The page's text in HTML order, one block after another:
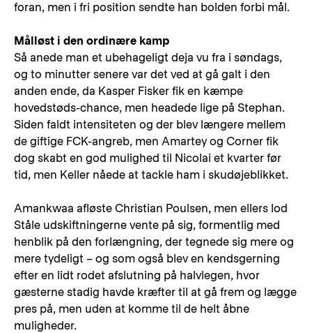
foran, men i fri position sendte han bolden forbi mål.
Målløst i den ordinære kamp
Så anede man et ubehageligt deja vu fra i søndags,
og to minutter senere var det ved at gå galt i den
anden ende, da Kasper Fisker fik en kæmpe
hovedstøds-chance, men headede lige på Stephan.
Siden faldt intensiteten og der blev længere mellem
de giftige FCK-angreb, men Amartey og Corner fik
dog skabt en god mulighed til Nicolai et kvarter før
tid, men Keller nåede at tackle ham i skudøjeblikket.
Amankwaa afløste Christian Poulsen, men ellers lod
Ståle udskiftningerne vente på sig, formentlig med
henblik på den forlængning, der tegnede sig mere og
mere tydeligt – og som også blev en kendsgerning
efter en lidt rodet afslutning på halvlegen, hvor
gæsterne stadig havde kræfter til at gå frem og lægge
pres på, men uden at komme til de helt åbne
muligheder.